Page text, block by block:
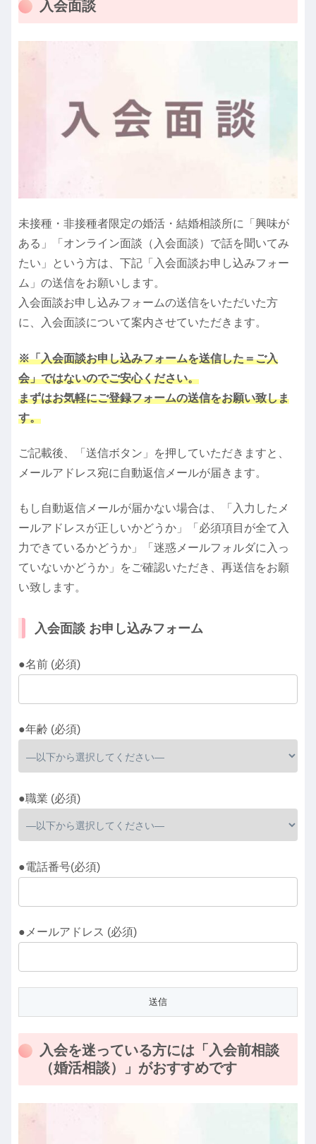
入会面談
未接種・非接種者限定の婚活・結婚相談所に「興味が
ある」「オンライン面談（入会面談）で話を聞いてみ
たい」という方は、下記「入会面談お申し込みフォー
ム」の送信をお願いします。
入会面談お申し込みフォームの送信をいただいた方
に、入会面談について案内させていただきます。
※「入会面談お申し込みフォームを送信した＝ご入
会」ではないのでご安心ください。
まずはお気軽にご登録フォームの送信をお願い致しま
す。
ご記載後、「送信ボタン」を押していただきますと、
メールアドレス宛に自動返信メールが届きます。
もし自動返信メールが届かない場合は、「入力したメ
ールアドレスが正しいかどうか」「必須項目が全て入
力できているかどうか」「迷惑メールフォルダに入っ
ていないかどうか」をご確認いただき、再送信をお願
い致します。
入会面談 お申し込みフォーム
●名前 (必須)
●年齢 (必須)
●職業 (必須)
●電話番号(必須)
●メールアドレス (必須)
入会を迷っている方には「入会前相談
（婚活相談）」がおすすめです